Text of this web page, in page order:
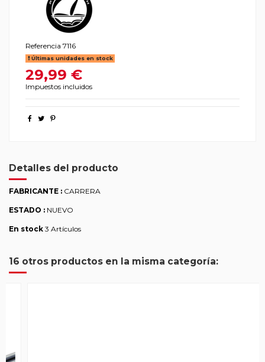
Referencia 7116
Últimas unidades en stock
29,99 €
Impuestos incluidos
Detalles del producto
FABRICANTE : CARRERA
ESTADO : NUEVO
En stock 3 Artículos
16 otros productos en la misma categoría: